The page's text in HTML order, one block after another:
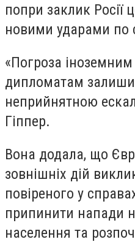
попри заклик Росії
новими ударами по
«Погроза
дипломатам
неприйнятною
Гіппер.
Вона додала, що
зовнішніх дій
повіреного у
припинити напади
населення та